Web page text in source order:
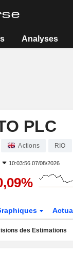
Analyses
PLC
Actions RIO
10:03:56 07/08/2026
des Estimations